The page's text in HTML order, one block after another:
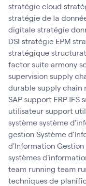
stratégie cloud
stratégie de la
digitalestratégie
DSI stratégie EPM
stratégique
factorsuite armony
supervision supply
durablesupply chain
SAPsupport ERP IFS
utilisateursupport
systèmesystème
gestion Système
d'Information Gestion
systèmes
team running team
techniques de